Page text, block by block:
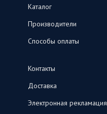
Каталог
Производители
Способы оплаты
Контакты
Доставка
Электронная рекламация